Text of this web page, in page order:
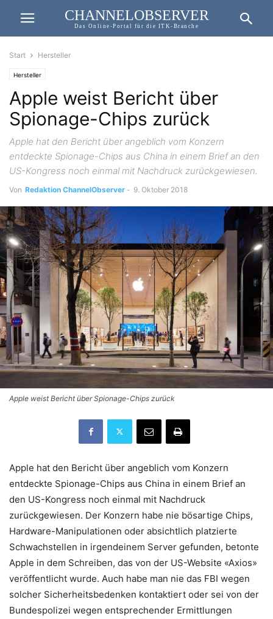
CHANNELOBSERVER
Das Online-Portal für die ITK-Branche
Start Hersteller
Hersteller
Apple weist Bericht über
Spionage-Chips zurück
Apple hat den Bericht über angeblich vom Konzern
entdeckte Spionage-Chips aus China in einem Brief an den
US-Kongress noch einmal mit Nachdruck zurückgewiesen.
Von Redaktion ChannelObserver - 9. Oktober 2018
Apple weist Bericht über Spionage-Chips zurück
Apple hat den Bericht über angeblich vom Konzern
entdeckte Spionage-Chips aus China in einem Brief an
den US-Kongress noch einmal mit Nachdruck
zurückgewiesen. Der Konzern habe nie bösartige Chips,
Hardware-Manipulationen oder absichtlich platzierte
Schwachstellen in irgendeinem Server gefunden, betonte
Apple in dem Schreiben, das von der US-Website «Axios»
veröffentlicht wurde. Auch habe man nie das FBI wegen
solcher Sicherheitsbedenken kontaktiert oder sei von der
Bundespolizei wegen entsprechender Ermittlungen